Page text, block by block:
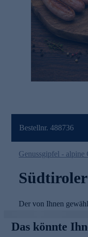
Bestellnr. 488736
Genussgipfel - alpine
Der von Ihnen
Das könnte